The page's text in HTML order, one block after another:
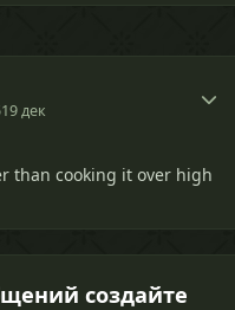
19 дек
than cooking it over high
создайте